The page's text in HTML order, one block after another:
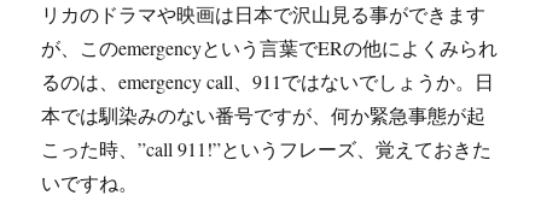
リカのドラマや映画は日本で沢山見る事ができます
が、このemergencyという言葉でERの他によくみられ
るのは、emergency call、911ではないでしょうか。日
本では馴染みのない番号ですが、何か緊急事態が起
こった時、”call 911!”というフレーズ、覚えておきた
いですね。